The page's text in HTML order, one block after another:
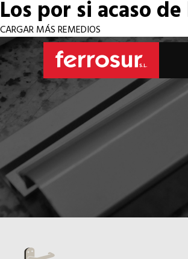
Los por si acaso
CARGAR MÁS REMEDIOS